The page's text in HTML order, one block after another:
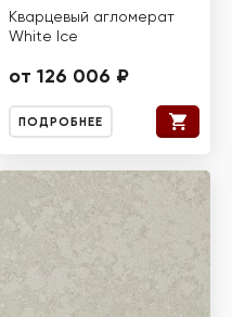
Кварцевый агломерат
White Ice
от 126 006 ₽
ПОДРОБНЕЕ